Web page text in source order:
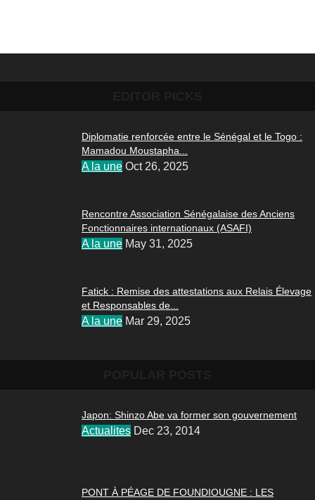
Diplomatie renforcée entre le Sénégal et le Togo :
Mamadou Moustapha...
A la une Oct 26, 2025
Rencontre Association Sénégalaise des Anciens
Fonctionnaires internationaux (ASAFI)
A la une May 31, 2025
Fatick : Remise des attestations aux Relais Élevage
et Responsables de...
A la une Mar 29, 2025
Japon: Shinzo Abe va former son gouvernement
Actualites Dec 23, 2014
PONT À PÉAGE DE FOUNDIOUGNE : LES